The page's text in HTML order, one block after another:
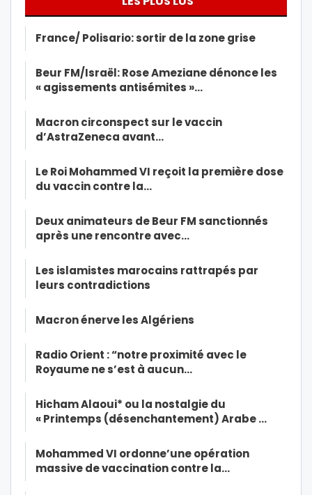
France/ Polisario: sortir de la zone grise
Beur FM/Israël: Rose Ameziane dénonce les
« agissements antisémites »…
Macron circonspect sur le vaccin
d’AstraZeneca avant…
Le Roi Mohammed VI reçoit la première dose
du vaccin contre la…
Deux animateurs de Beur FM sanctionnés
après une rencontre avec…
Les islamistes marocains rattrapés par
leurs contradictions
Macron énerve les Algériens
Radio Orient : “notre proximité avec le
Royaume ne s’est à aucun…
Hicham Alaoui* ou la nostalgie du
« Printemps (désenchantement) Arabe …
Mohammed VI ordonne’une opération
massive de vaccination contre la…